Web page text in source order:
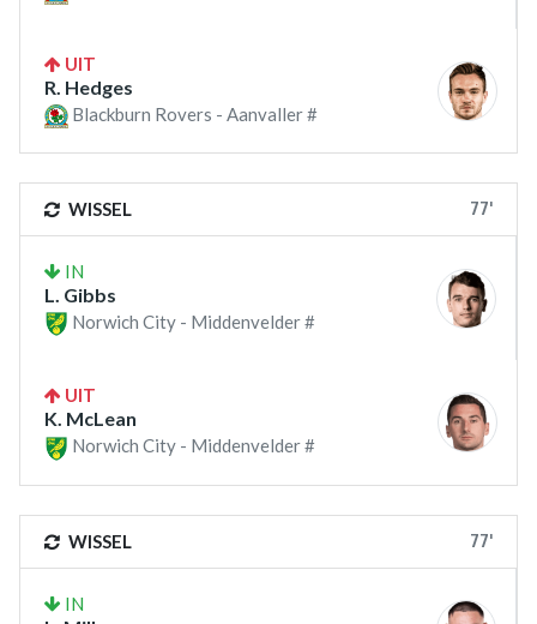
UIT
R. Hedges
Blackburn Rovers - Aanvaller #
WISSEL 77'
IN
L. Gibbs
Norwich City - Middenvelder #
UIT
K. McLean
Norwich City - Middenvelder #
WISSEL 77'
IN